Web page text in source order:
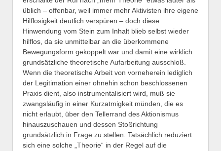
üblich – offenbar, weil immer mehr Aktivisten ihre eigene
Hilflosigkeit deutlich verspüren – doch diese
Hinwendung vom Stein zum Inhalt blieb selbst wieder
hilflos, da sie unmittelbar an die überkommene
Bewegungsform gekoppelt war und damit eine wirklich
grundsätzliche theoretische Aufarbeitung ausschloß.
Wenn die theoretische Arbeit von vorneherein lediglich
der Legitimation einer ohnehin schon beschlossenen
Praxis dient, also instrumentalisiert wird, muß sie
zwangsläufig in einer Kurzatmigkeit münden, die es
nicht erlaubt, über den Tellerrand des Aktionismus
hinauszuschauen und dessen Stoßrichtung
grundsätzlich in Frage zu stellen. Tatsächlich reduziert
sich eine solche „Theorie“ in der Regel auf die